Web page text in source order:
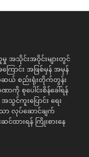
အသိုင်းအဝိုင်းများတွင်
ြောင်း အဖြစ်မှန် အမှန်
ာဆယ် စည်းရုံးတိုက်တွန်း
ာကို စုပေါင်းစိန်ခေါ်ရန်
သွင်ကူးပြောင်း ရေး
ာ လုပ်ဆောင်ချက်
ထားရန် ကြိုးစားနေ